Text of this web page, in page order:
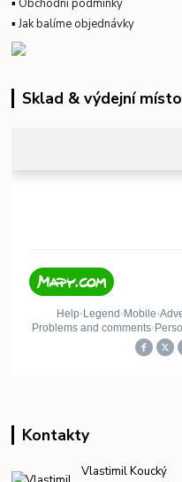
▪ Obchodní podmínky
▪Jak balíme objednávky
Sklad & výdejní místo
Kontakty
Vlastimil Koucký